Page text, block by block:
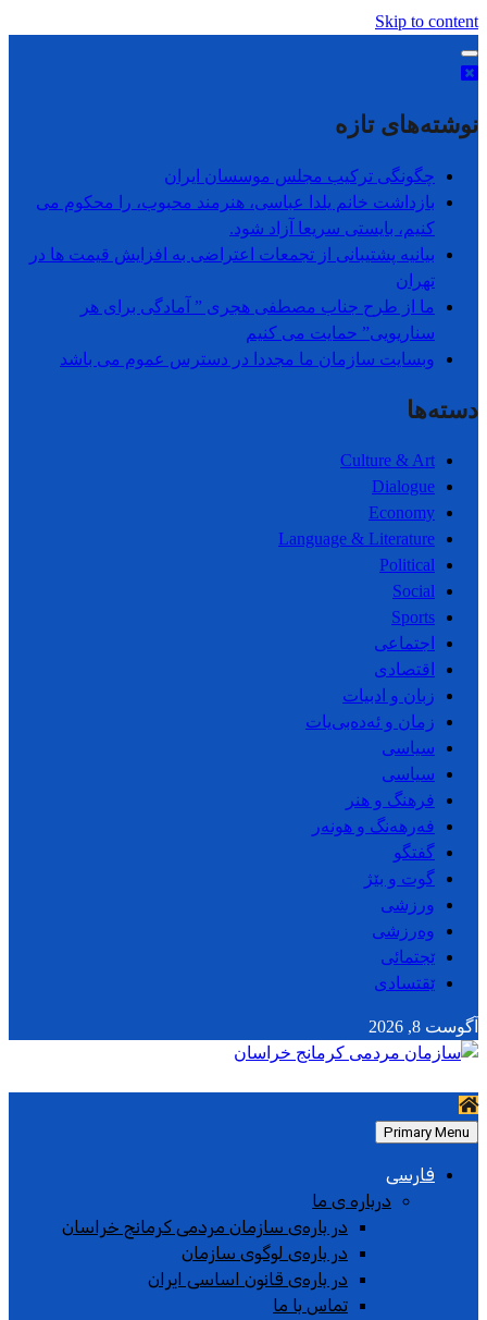
Skip to content
نوشته‌های تازه
چگونگی ترکیب مجلس موسسان ایران
بازداشت خانم یلدا عباسی، هنرمند محبوب، را محکوم می
کنیم، بایستی سریعا آزاد شود.
بیانیه پشتیبانی از تجمعات اعتراضی به افزایش قیمت ها در
تھران
ما از طرح جناب مصطفی هجری ” آمادگی برای هر
سناریویی” حمایت می کنیم
وبسایت سازمان ما مجددا در دسترس عموم می باشد
دسته‌ها
Culture & Art
Dialogue
Economy
Language & Literature
Political
Social
Sports
اجتماعی
اقتصادی
زبان و ادبیات
زمان و ئەدەبی‌یات
سیاسی
سیاسی
فرهنگ و هنر
فەرهەنگ و هونەر
گفتگو
گوت و بێژ
ورزشی
وەرزشی
ێجتمائی
ێقتسادی
آگوست 8, 2026
Primary Menu
فارسی
درباره ی ما
در باره‌ی سازمان مردمی کرمانج خراسان
در باره‌ی لوگوی سازمان
در باره‌ی قانون اساسی ایران
تماس با ما